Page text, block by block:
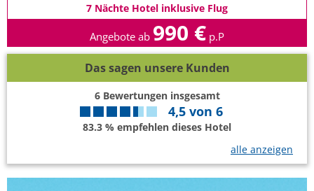
7 Nächte Hotel inklusive Flug
Angebote ab 990 € p.P
Das sagen unsere Kunden
6Bewertungen insgesamt
4,5 von 6
83.3 % empfehlen dieses Hotel
alle anzeigen